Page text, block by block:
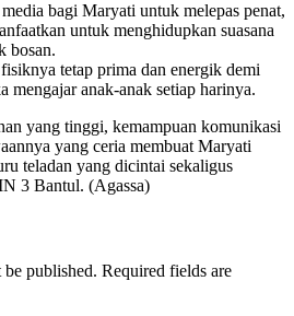
bagi Maryati untuk melepas penat,
untuk menghidupkan suasana
bosan.
tetap prima dan energik demi
mengajar anak-anak setiap harinya.
yang tinggi, kemampuan komunikasi
yang ceria membuat Maryati
teladan yang dicintai sekaligus
3 Bantul. (Agassa)
published. Required fields are